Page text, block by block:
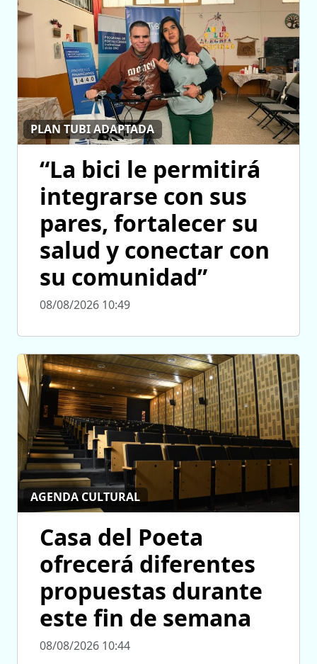
PLAN TUBI ADAPTADA
“La bici le permitirá
integrarse con sus
pares, fortalecer su
salud y conectar con
su comunidad”
08/08/2026 10:49
AGENDA CULTURAL
Casa del Poeta
ofrecerá diferentes
propuestas durante
este fin de semana
08/08/2026 10:44